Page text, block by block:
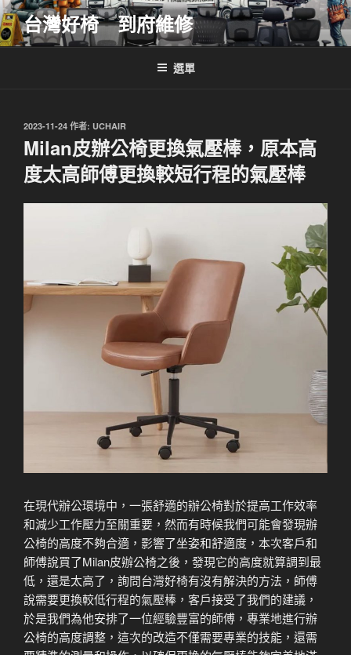
跳
至
主
台灣好椅 到府維修
選單
發
佈
於
2023-11-24 作者: UCHAIR
Milan皮辦公椅更換氣壓棒，原本高
度太高師傅更換較短行程的氣壓棒
在現代辦公環境中，一張舒適的辦公椅對於提高工作效率
和減少工作壓力至關重要，然而有時候我們可能會發現辦
公椅的高度不夠合適，影響了坐姿和舒適度，本次客戶和
師傅說買了Milan皮辦公椅之後，發現它的高度就算調到最
低，還是太高了，詢問台灣好椅有沒有解決的方法，師傅
說需要更換較低行程的氣壓棒，客戶接受了我們的建議，
於是我們為他安排了一位經驗豐富的師傅，專業地進行辦
公椅的高度調整，這次的改造不僅需要專業的技能，還需